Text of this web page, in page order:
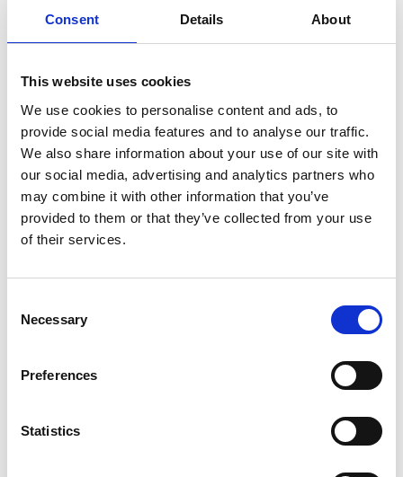
Consent Details About
This website uses cookies
We use cookies to personalise content and ads, to
provide social media features and to analyse our traffic.
We also share information about your use of our site with
our social media, advertising and analytics partners who
may combine it with other information that you’ve
provided to them or that they’ve collected from your use
of their services.
Selection
Necessary
Preferences
Statistics
Trackman – range & indoor
Trackman golfsimulator
Uanset vind og vejr kan du spille fantastisk golf i
Lübker Indoor. Med knivskarp grafik og yderst
realistiske effekter kan du bruge simulatorerne til at
træne og forbedre dit